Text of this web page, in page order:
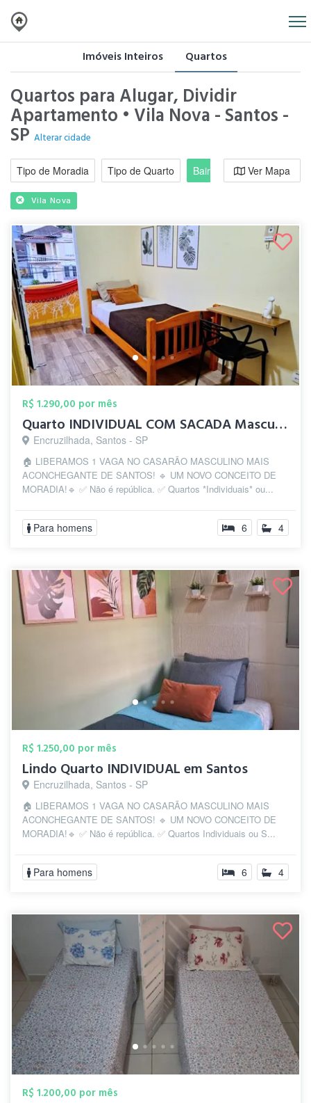
Imóveis Inteiros Quartos
Quartos para Alugar, Dividir
Apartamento • Vila Nova - Santos -
SP Alterar cidade
Tipo de Moradia Tipo de Quarto Bairro / RegiãoVer Mapa
Vila Nova
R$ 1.290,00 por mês
Quarto INDIVIDUAL COM SACADA Masculino e...
Encruzilhada, Santos - SP
🏠 LIBERAMOS 1 VAGA NO CASARÃO MASCULINO MAIS
ACONCHEGANTE DE SANTOS! 🔹 UM NOVO CONCEITO DE
MORADIA!🔹 ✅ Não é república. ✅ Quartos *Individuais* ou...
Para homens 6 4
R$ 1.250,00 por mês
Lindo Quarto INDIVIDUAL em Santos
Encruzilhada, Santos - SP
🏠 LIBERAMOS 1 VAGA NO CASARÃO MASCULINO MAIS
ACONCHEGANTE DE SANTOS! 🔹 UM NOVO CONCEITO DE
MORADIA!🔹 ✅ Não é república. ✅ Quartos Individuais ou S...
Para homens 6 4
R$ 1.200,00 por mês